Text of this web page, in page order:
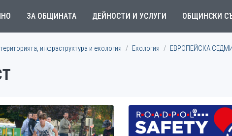
ЗА ОБЩИНАТА ДЕЙНОСТИ И УСЛУГИ ОБЩИНСКИ
инфраструктура и екология Екология ЕВРОПЕЙСКА